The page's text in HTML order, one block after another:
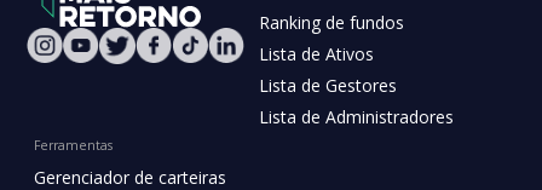
Ranking de fundos
Lista de Ativos
Lista de Gestores
Lista de Administradores
Ferramentas
Gerenciador de carteiras